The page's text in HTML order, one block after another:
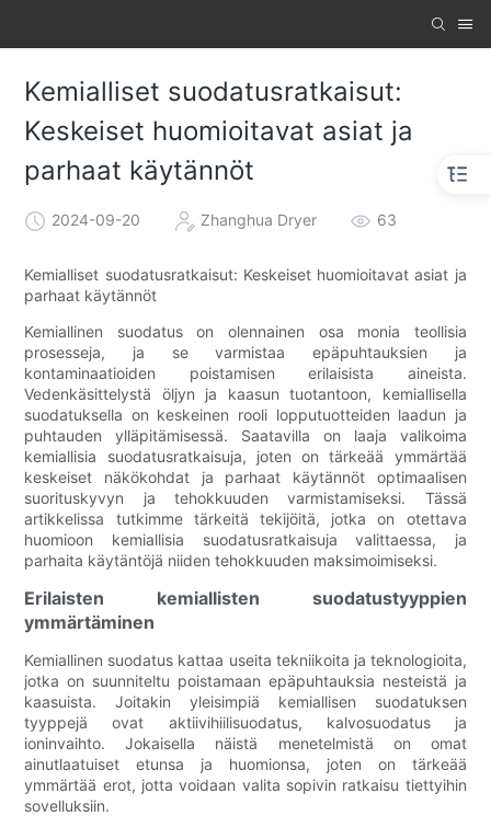
Kemialliset suodatusratkaisut:
Keskeiset huomioitavat asiat ja
parhaat käytännöt
2024-09-20 Zhanghua Dryer 63
Kemialliset suodatusratkaisut: Keskeiset huomioitavat asiat ja
parhaat käytännöt
Kemiallinen suodatus on olennainen osa monia teollisia
prosesseja, ja se varmistaa epäpuhtauksien ja
kontaminaatioiden poistamisen erilaisista aineista.
Vedenkäsittelystä öljyn ja kaasun tuotantoon, kemiallisella
suodatuksella on keskeinen rooli lopputuotteiden laadun ja
puhtauden ylläpitämisessä. Saatavilla on laaja valikoima
kemiallisia suodatusratkaisuja, joten on tärkeää ymmärtää
keskeiset näkökohdat ja parhaat käytännöt optimaalisen
suorituskyvyn ja tehokkuuden varmistamiseksi. Tässä
artikkelissa tutkimme tärkeitä tekijöitä, jotka on otettava
huomioon kemiallisia suodatusratkaisuja valittaessa, ja
parhaita käytäntöjä niiden tehokkuuden maksimoimiseksi.
Erilaisten kemiallisten suodatustyyppien
ymmärtäminen
Kemiallinen suodatus kattaa useita tekniikoita ja teknologioita,
jotka on suunniteltu poistamaan epäpuhtauksia nesteistä ja
kaasuista. Joitakin yleisimpiä kemiallisen suodatuksen
tyyppejä ovat aktiivihiilisuodatus, kalvosuodatus ja
ioninvaihto. Jokaisella näistä menetelmistä on omat
ainutlaatuiset etunsa ja huomionsa, joten on tärkeää
ymmärtää erot, jotta voidaan valita sopivin ratkaisu tiettyihin
sovelluksiin.